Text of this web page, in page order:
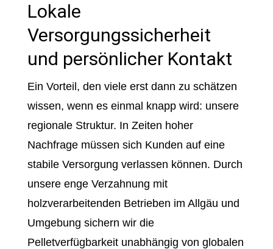
Lokale
Versorgungssicherheit
und persönlicher Kontakt
Ein Vorteil, den viele erst dann zu schätzen
wissen, wenn es einmal knapp wird: unsere
regionale Struktur. In Zeiten hoher
Nachfrage müssen sich Kunden auf eine
stabile Versorgung verlassen können. Durch
unsere enge Verzahnung mit
holzverarbeitenden Betrieben im Allgäu und
Umgebung sichern wir die
Pelletverfügbarkeit unabhängig von globalen